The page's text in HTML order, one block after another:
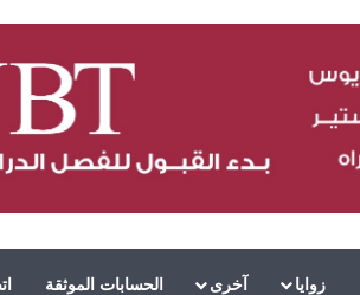
زوايا آخرى الحسابات الموثقة